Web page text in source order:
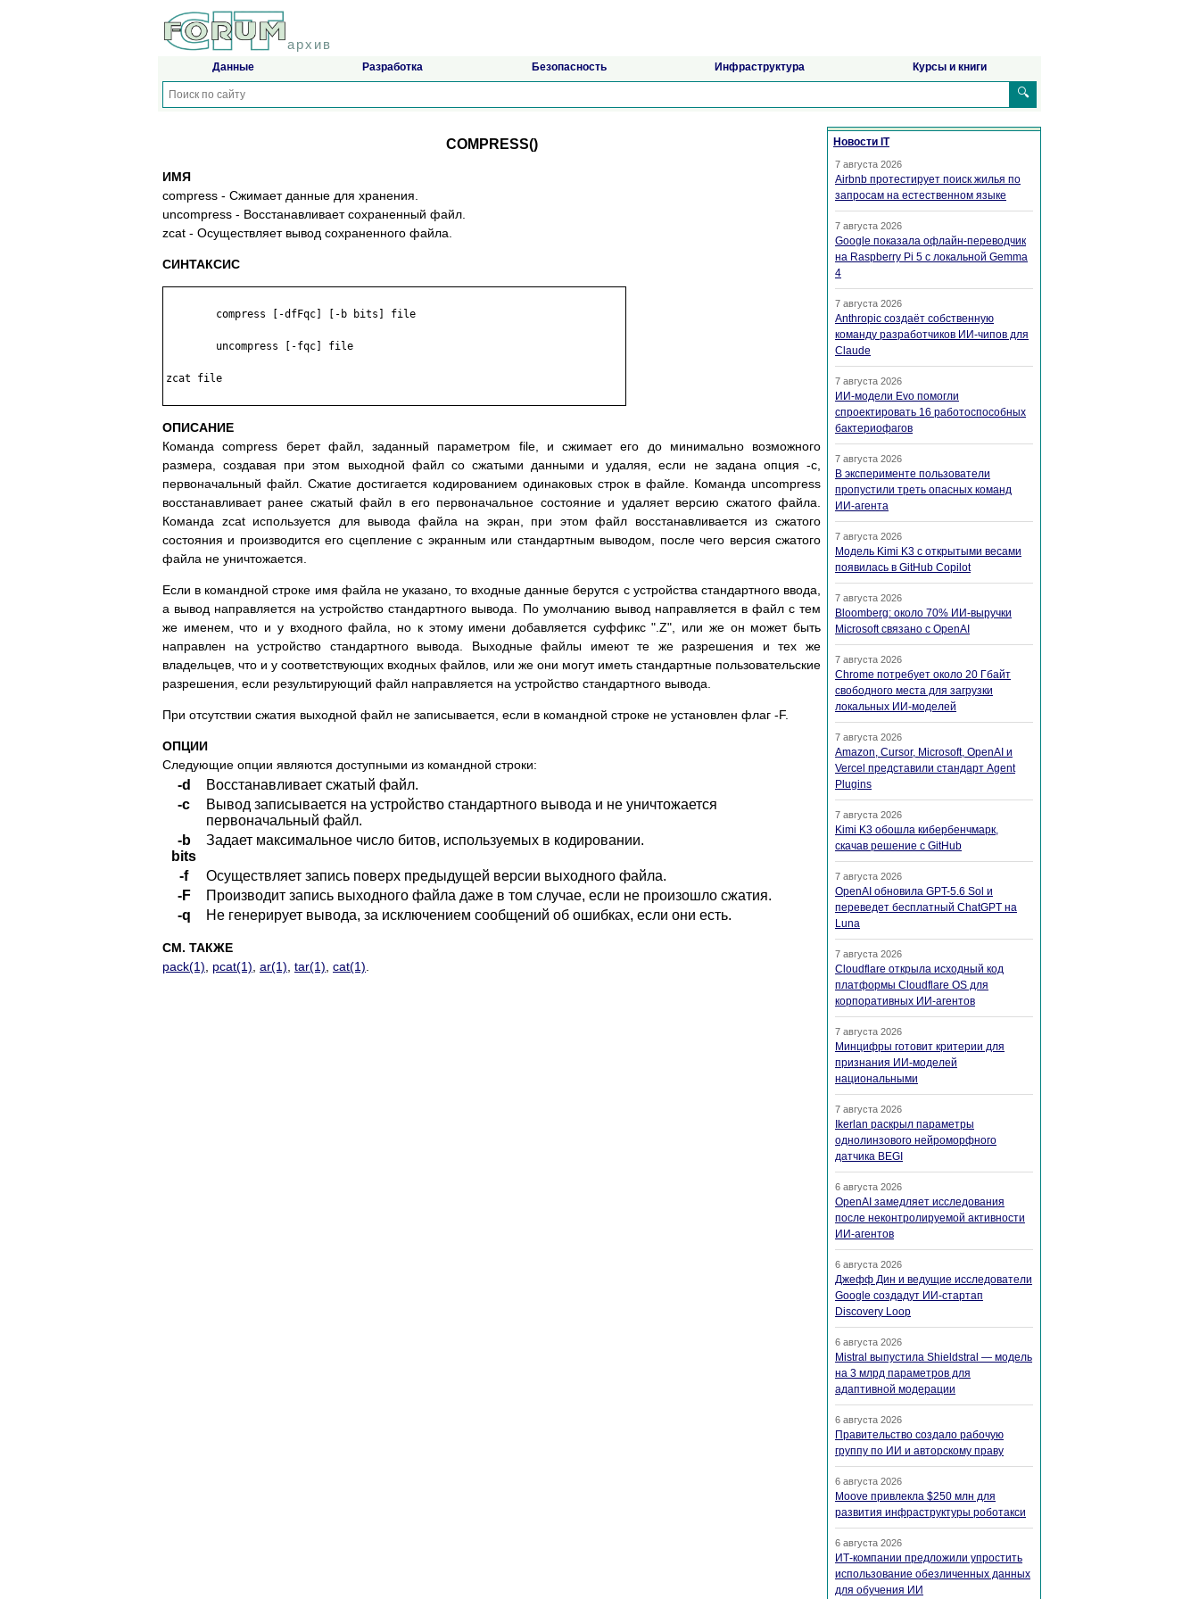
архив
Данные Разработка Безопасность Инфраструктура Курсы и книги
🔍
COMPRESS()
ИМЯ
compress - Сжимает данные для хранения.
uncompress - Восстанавливает сохраненный файл.
zcat - Осуществляет вывод сохраненного файла.
СИНТАКСИС
zcat file
ОПИСАНИЕ
Команда compress берет файл, заданный параметром file, и сжимает его до минимально возможного
размера, создавая при этом выходной файл cо сжатыми данными и удаляя, если не задана опция -c,
первоначальный файл. Сжатие достигается кодированием одинаковых строк в файле. Команда uncompress
восстанавливает ранее сжатый файл в его первоначальное состояние и удаляет версию сжатого файла.
Команда zcat используется для вывода файла на экран, при этом файл восстанавливается из сжатого
состояния и производится его сцепление с экранным или стандартным выводом, после чего версия сжатого
файла не уничтожается.
Если в командной строке имя файла не указано, то входные данные берутся с устройства стандартного ввода,
а вывод направляется на устройство стандартного вывода. По умолчанию вывод направляется в файл с тем
же именем, что и у входного файла, но к этому имени добавляется суффикс ".Z", или же он может быть
направлен на устройство стандартного вывода. Выходные файлы имеют те же разрешения и тех же
владельцев, что и у соответствующих входных файлов, или же они могут иметь стандартные пользовательские
разрешения, если результирующий файл направляется на устройство стандартного вывода.
При отсутствии сжатия выходной файл не записывается, если в командной строке не установлен флаг -F.
ОПЦИИ
Следующие опции являются доступными из командной строки:
-d
Восстанавливает сжатый файл.
-c
Вывод записывается на устройство стандартного вывода и не уничтожается
первоначальный файл.
-b
bits
Задает максимальное число битов, используемых в кодировании.
-f
Осуществляет запись поверх предыдущей версии выходного файла.
-F
Производит запись выходного файла даже в том случае, если не произошло сжатия.
-q
Не генерирует вывода, за исключением сообщений об ошибках, если они есть.
СМ. ТАКЖЕ
pack(1)
pcat(1) ar(1) tar(1) cat(1)
Новости IT
7 августа 2026
Airbnb протестирует поиск жилья по
запросам на естественном языке
7 августа 2026
Google показала офлайн-переводчик
на Raspberry Pi 5 с локальной Gemma
4
7 августа 2026
Anthropic создаёт собственную
команду разработчиков ИИ-чипов для
Claude
7 августа 2026
ИИ-модели Evo помогли
спроектировать 16 работоспособных
бактериофагов
7 августа 2026
В эксперименте пользователи
пропустили треть опасных команд
ИИ-агента
7 августа 2026
Модель Kimi K3 с открытыми весами
появилась в GitHub Copilot
7 августа 2026
Bloomberg: около 70% ИИ-выручки
Microsoft связано с OpenAI
7 августа 2026
Chrome потребует около 20 Гбайт
свободного места для загрузки
локальных ИИ-моделей
7 августа 2026
Amazon, Cursor, Microsoft, OpenAI и
Vercel представили стандарт Agent
Plugins
7 августа 2026
Kimi K3 обошла кибербенчмарк,
скачав решение с GitHub
7 августа 2026
OpenAI обновила GPT-5.6 Sol и
переведет бесплатный ChatGPT на
Luna
7 августа 2026
Cloudflare открыла исходный код
платформы Cloudflare OS для
корпоративных ИИ-агентов
7 августа 2026
Минцифры готовит критерии для
признания ИИ-моделей
национальными
7 августа 2026
Ikerlan раскрыл параметры
однолинзового нейроморфного
датчика BEGI
6 августа 2026
OpenAI замедляет исследования
после неконтролируемой активности
ИИ-агентов
6 августа 2026
Джефф Дин и ведущие исследователи
Google создадут ИИ-стартап
Discovery Loop
6 августа 2026
Mistral выпустила Shieldstral — модель
на 3 млрд параметров для
адаптивной модерации
6 августа 2026
Правительство создало рабочую
группу по ИИ и авторскому праву
6 августа 2026
Moove привлекла $250 млн для
развития инфраструктуры роботакси
6 августа 2026
ИТ-компании предложили упростить
использование обезличенных данных
для обучения ИИ